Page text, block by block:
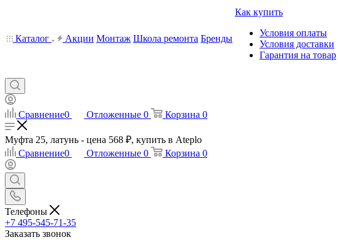
Каталог Акции Монтаж Школа ремонта Бренды
Как купить
Условия оплаты
Условия доставки
Гарантия на товар
Сравнение0 Отложенные 0 Корзина 0
Муфта 25, латунь - цена 568 ₽, купить в Ateplo
Сравнение0 Отложенные 0 Корзина 0
Телефоны
+7 495-545-71-35
Заказать звонок